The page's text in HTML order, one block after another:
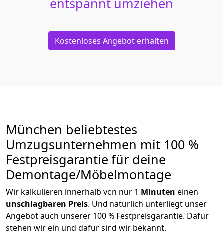
Kostenloses Angebot erhalten
München beliebtestes
Umzugsunternehmen mit 100 %
Festpreisgarantie für deine
Demontage/Möbelmontage
Wir kalkulieren innerhalb von nur 1 Minuten einen
unschlagbaren Preis. Und natürlich unterliegt unser
Angebot auch unserer 100 % Festpreisgarantie. Dafür
stehen wir ein und dafür sind wir bekannt.